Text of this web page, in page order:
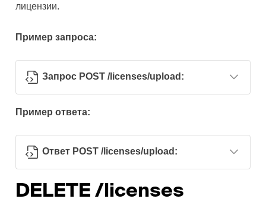
лицензии.
Пример запроса:
Запрос POST /licenses/upload:
Пример ответа:
Ответ POST /licenses/upload:
DELETE ​/licenses​